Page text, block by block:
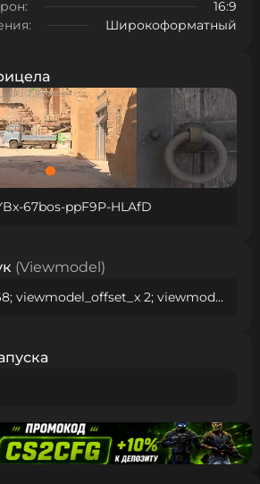
16:9
Широкоформатный
67bos-ppF9P-HLAfD
(Viewmodel)
viewmodel_fov 68; viewmodel_offset_x 2; viewmodel_offset_y 2; viewmodel_offset_z -2; viewmodel_presetpos 0;